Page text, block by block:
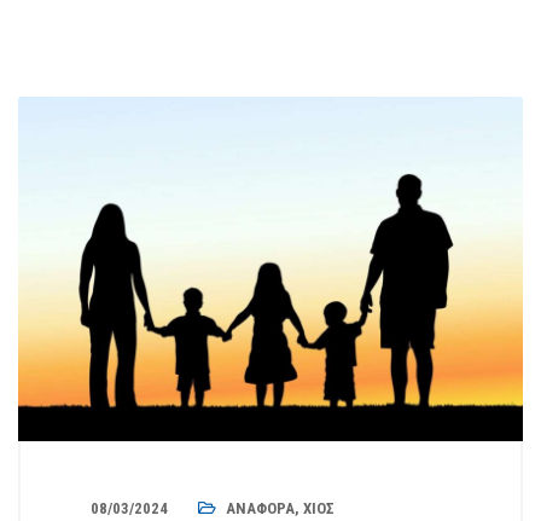
08/03/2024 ΑΝΑΦΟΡΆ, ΧΊΟΣ